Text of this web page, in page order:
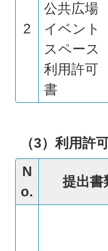
2
公共広場
イベント
スペース
利用許可
書
（3）利用許
N
o.
提出書